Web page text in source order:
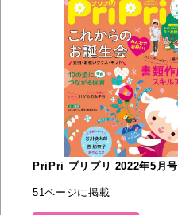
PriPri プリプリ 2022年5月号
51ページに掲載